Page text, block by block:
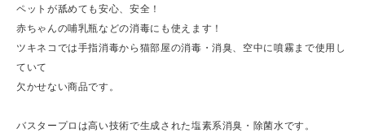
ペットが舐めても安心、安全！
赤ちゃんの哺乳瓶などの消毒にも使えます！
ツキネコでは手指消毒から猫部屋の消毒・消臭、空中に噴霧まで使用し
ていて
欠かせない商品です。
バスタープロは高い技術で生成された塩素系消臭・除菌水です。